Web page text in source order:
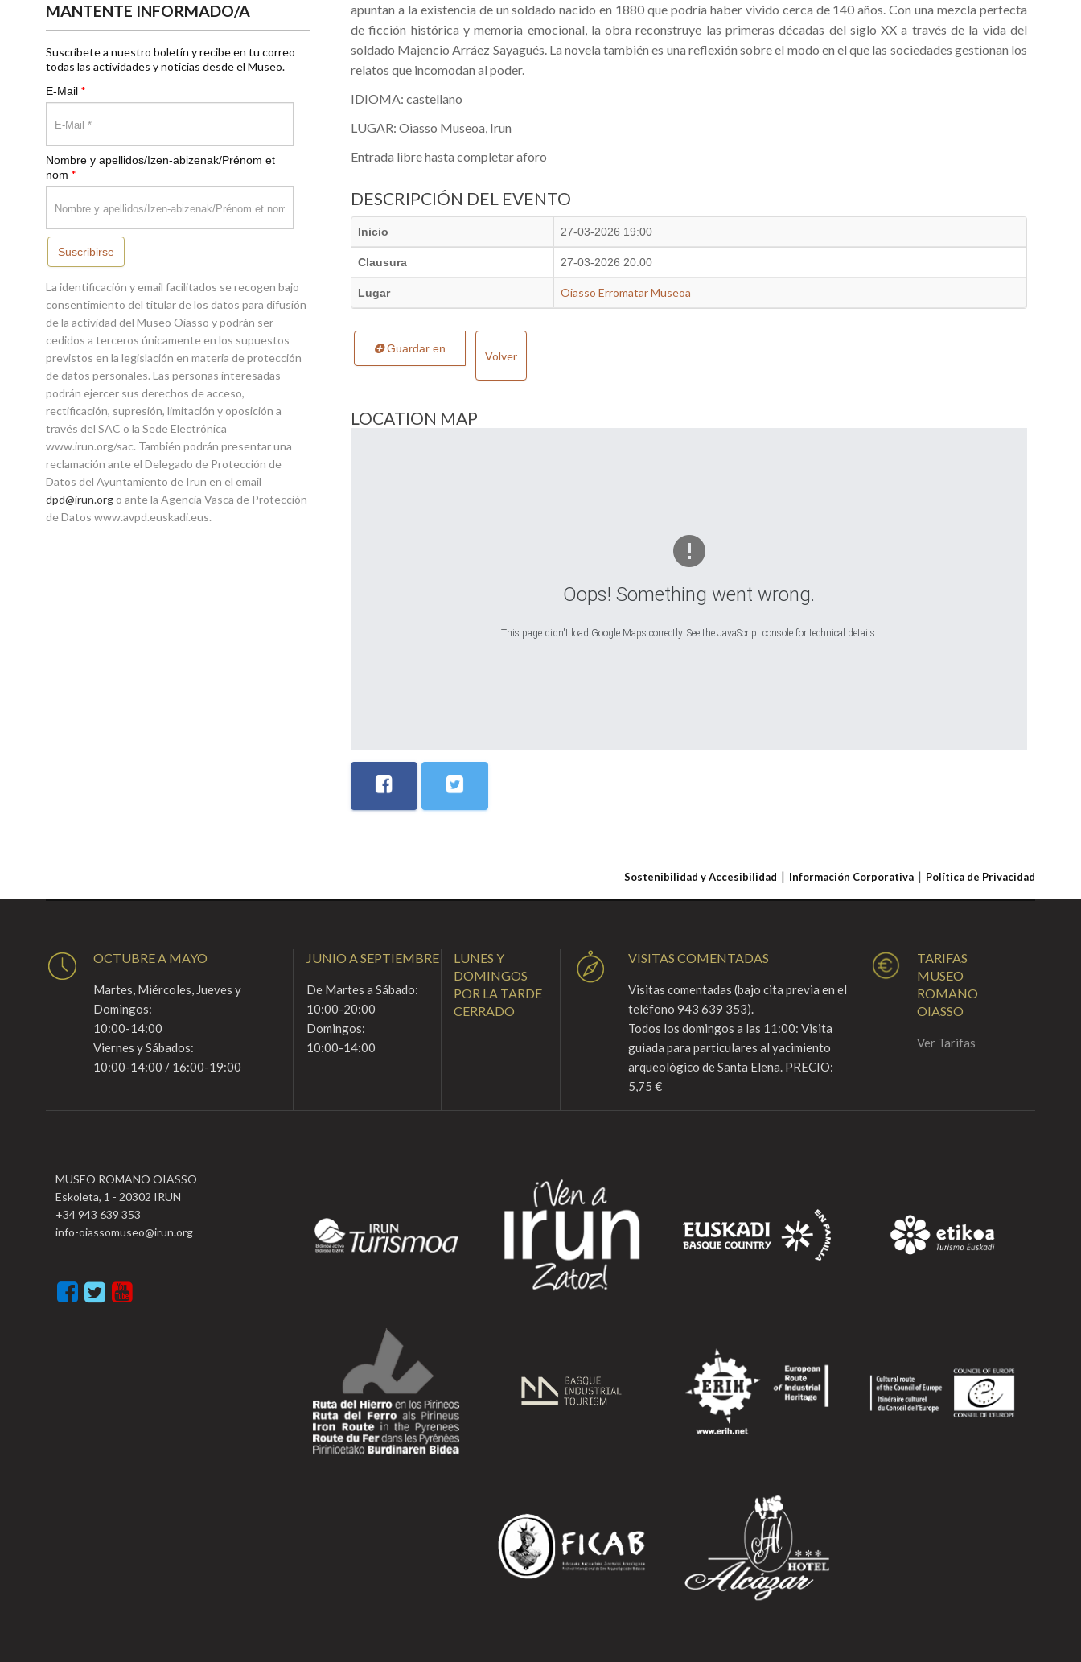
apuntan a la existencia de un soldado nacido en 1880 que podría haber vivido cerca de 140 años. Con una mezcla perfecta
de ficción histórica y memoria emocional, la obra reconstruye las primeras décadas del siglo XX a través de la vida del
soldado Majencio Arráez Sayagués. La novela también es una reflexión sobre el modo en el que las sociedades gestionan los
relatos que incomodan al poder.
IDIOMA: castellano
LUGAR: Oiasso Museoa, Irun
Entrada libre hasta completar aforo
DESCRIPCIÓN DEL EVENTO
Inicio 27-03-2026 19:00
Clausura 27-03-2026 20:00
Lugar Oiasso Erromatar Museoa
Guardar en
Volver
LOCATION MAP
Oops! Something went wrong.
This page didn't load Google Maps correctly. See the JavaScript console for technical details.
MANTENTE INFORMADO/A
Suscríbete a nuestro boletín y recibe en tu correo
todas las actividades y noticias desde el Museo.
E-Mail *
Nombre y apellidos/Izen-abizenak/Prénom et
nom *
Suscribirse
La identificación y email facilitados se recogen bajo
consentimiento del titular de los datos para difusión
de la actividad del Museo Oiasso y podrán ser
cedidos a terceros únicamente en los supuestos
previstos en la legislación en materia de protección
de datos personales. Las personas interesadas
podrán ejercer sus derechos de acceso,
rectificación, supresión, limitación y oposición a
través del SAC o la Sede Electrónica
www.irun.org/sac. También podrán presentar una
reclamación ante el Delegado de Protección de
Datos del Ayuntamiento de Irun en el email
dpd@irun.org o ante la Agencia Vasca de Protección
de Datos www.avpd.euskadi.eus.
Sostenibilidad y Accesibilidad Información Corporativa Política de Privacidad
OCTUBRE A MAYO
Martes, Miércoles, Jueves y
Domingos:
10:00-14:00
Viernes y Sábados:
10:00-14:00 / 16:00-19:00
JUNIO A SEPTIEMBRE
De Martes a Sábado:
10:00-20:00
Domingos:
10:00-14:00
LUNES Y
DOMINGOS
POR LA TARDE
CERRADO
VISITAS COMENTADAS
Visitas comentadas (bajo cita previa en el
teléfono 943 639 353).
Todos los domingos a las 11:00: Visita
guiada para particulares al yacimiento
arqueológico de Santa Elena. PRECIO:
5,75 €
TARIFAS
MUSEO
ROMANO
OIASSO
Ver Tarifas
MUSEO ROMANO OIASSO
Eskoleta, 1 - 20302 IRUN
+34 943 639 353
info-oiassomuseo@irun.org